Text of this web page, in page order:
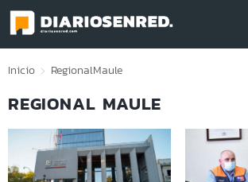
Click acá para ir directamente al contenido
Inicio RegionalMaule
REGIONAL MAULE